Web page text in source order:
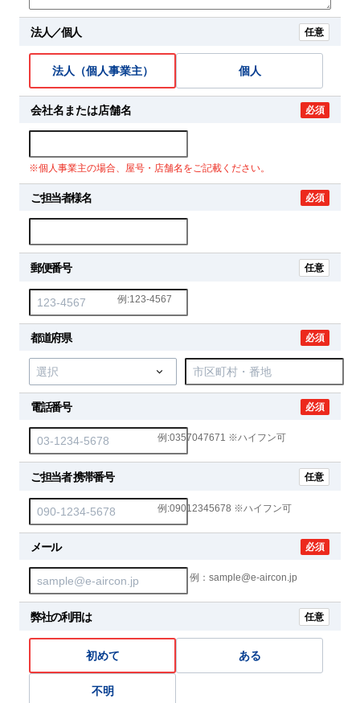
法人／個人 任意
法人（個人事業主） 個人
会社名または店舗名 必須
※個人事業主の場合、屋号・店舗名をご記載ください。
ご担当者様名 必須
郵便番号 任意
例:123-4567
都道府県 必須
電話番号 必須
例:0357047671 ※ハイフン可
ご担当者 携帯番号 任意
例:09012345678 ※ハイフン可
メール 必須
例：sample@e-aircon.jp
弊社の利用は 任意
初めて ある
不明